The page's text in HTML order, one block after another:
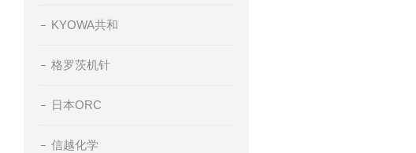
KYOWA共和
格罗茨机针
日本ORC
信越化学